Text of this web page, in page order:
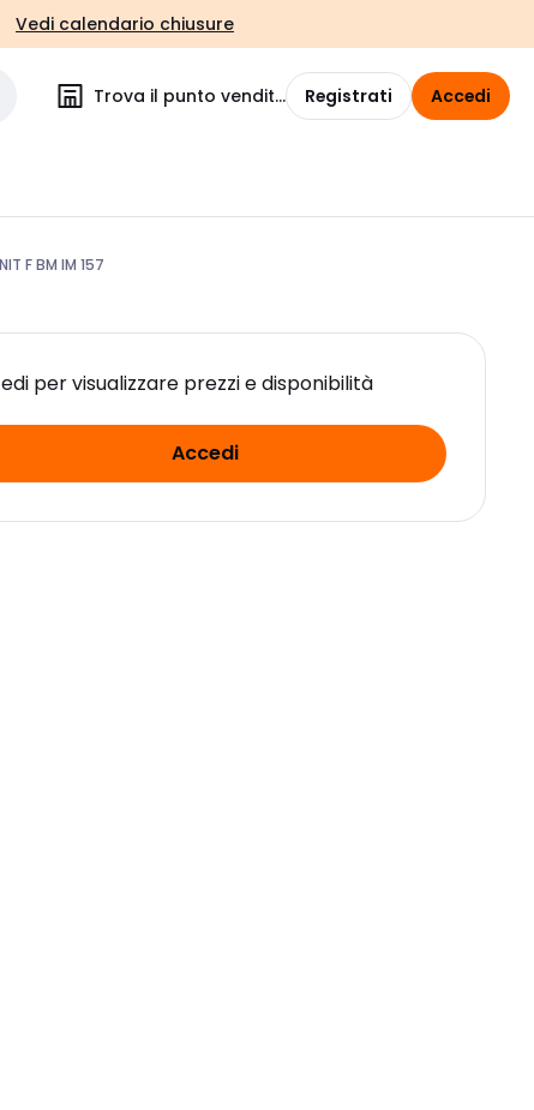
Vedi calendario chiusure
Trova il punto vendita Registrati Accedi
F BM IM 157
per visualizzare prezzi e disponibilità
Accedi